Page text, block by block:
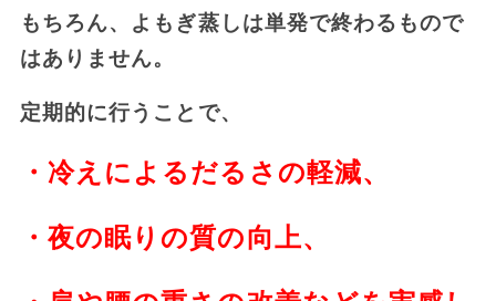
もちろん、よもぎ蒸しは単発で終わるもので
はありません。
定期的に行うことで、
・冷えによるだるさの軽減、
・夜の眠りの質の向上、